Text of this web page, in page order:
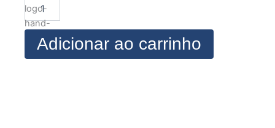
Elástico
Feminina
quantidade
Adicionar ao carrinho